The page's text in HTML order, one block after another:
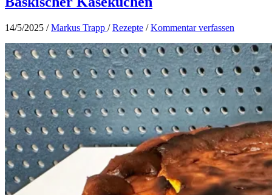
14/5/2025 /Markus Trapp /Rezepte /Kommentar verfassen